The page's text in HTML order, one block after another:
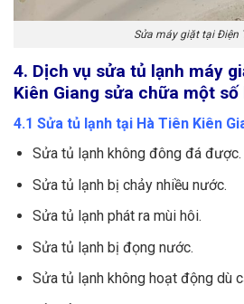
Sửa máy giặt tại Điện
4. Dịch vụ sửa tủ lạnh máy
Kiên Giang sửa chữa một
4.1 Sửa tủ lạnh tại Hà Tiên Kiên
Sửa tủ lạnh không đông đá được.
Sửa tủ lạnh bị chảy nhiều nước.
Sửa tủ lạnh phát ra mùi hôi.
Sửa tủ lạnh bị đọng nước.
Sửa tủ lạnh không hoạt động dù